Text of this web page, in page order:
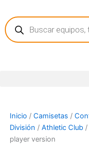
contenido
Búsqueda
de
productos
Inicio / Camisetas /
División / Athletic Club /
player version